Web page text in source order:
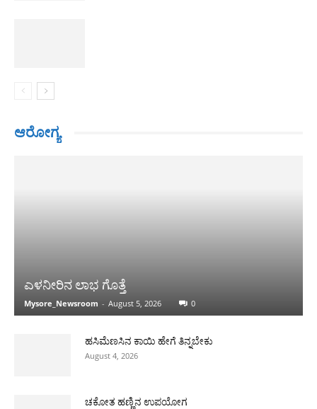
ಆರೋಗ್ಯ
ಎಳನೀರಿನ ಲಾಭ ಗೊತ್ತೆ
Mysore_Newsroom - August 5, 2026 0
ಹಸಿಮೆಣಸಿನ ಕಾಯಿ ಹೇಗೆ ತಿನ್ನಬೇಕು
August 4, 2026
ಚಕೋತ ಹಣ್ಣಿನ ಉಪಯೋಗ